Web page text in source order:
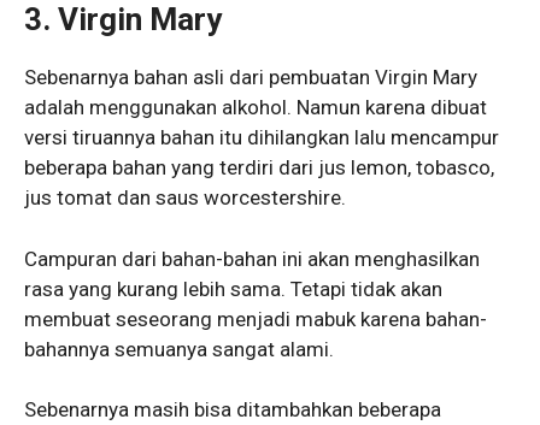
3. Virgin Mary
Sebenarnya bahan asli dari pembuatan Virgin Mary
adalah menggunakan alkohol. Namun karena dibuat
versi tiruannya bahan itu dihilangkan lalu mencampur
beberapa bahan yang terdiri dari jus lemon, tobasco,
jus tomat dan saus worcestershire.
Campuran dari bahan-bahan ini akan menghasilkan
rasa yang kurang lebih sama. Tetapi tidak akan
membuat seseorang menjadi mabuk karena bahan-
bahannya semuanya sangat alami.
Sebenarnya masih bisa ditambahkan beberapa